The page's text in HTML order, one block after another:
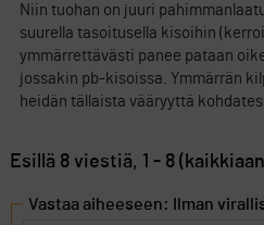
Niin tuohan on juuri
suurella tasoitusella kisoihin
ymmärrettävästi panee pataan
jossakin pb-kisoissa. Ymmärrän
heidän tällaista vääryyttä
Esillä 8 viestiä, 1 - 8
Vastaa aiheeseen: Ilman